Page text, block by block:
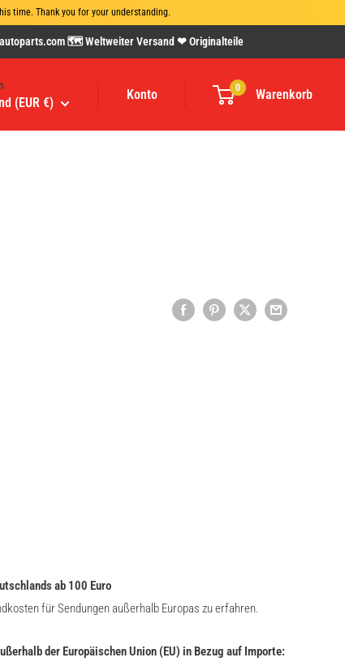
time. Thank you for your understanding.
🗺 Weltweiter Versand ❤ Originalteile
(EUR €)
Konto 0 Warenkorb
ab 100 Euro
für Sendungen außerhalb Europas zu erfahren.
der Europäischen Union (EU) in Bezug auf Importe: